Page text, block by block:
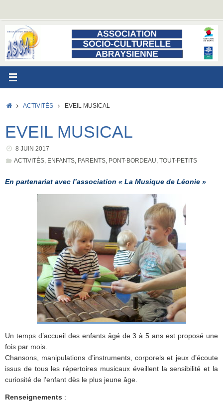
contenu
ACCUEIL
ACTIVITÉS EVEIL MUSICAL
EVEIL MUSICAL
8 JUIN 2017
ACTIVITÉS, ENFANTS, PARENTS, PONT-BORDEAU TOUT-PETITS
En partenariat avec l’association « La Musique de Léonie »
Un temps d’accueil des enfants âgé de 3 à 5 ans est proposé une
fois par mois.
Chansons, manipulations d’instruments, corporels et jeux d’écoute
issus de tous les répertoires musicaux éveillent la sensibilité et la
curiosité de l’enfant dès le plus jeune âge.
Renseignements :